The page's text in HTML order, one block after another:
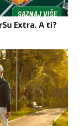
Extra. A ti?